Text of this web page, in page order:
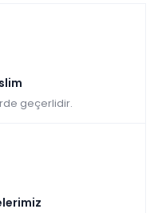
geçerlidir.